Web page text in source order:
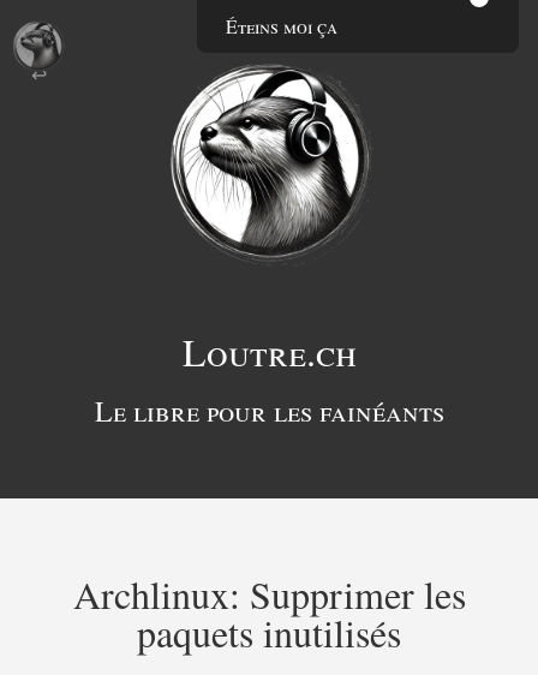
Loutre.ch
Le libre pour les fainéants
Éteins moi ça
Archlinux: Supprimer les
paquets inutilisés